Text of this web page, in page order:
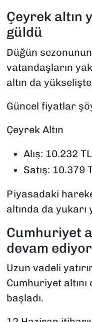
Çeyrek altın
güldü
Düğün
vatandaşların
altın da
Güncel fiyatlar
Çeyrek Altın
Alış: 10.232 TL
Satış: 10.379
Piyasadaki
altında da
Cumhuriyet
devam ediyor
Uzun vadeli
Cumhuriyet
başladı.